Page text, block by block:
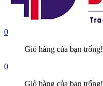
0
Giỏ hàng của bạn trống!
0
Giỏ hàng của bạn trống!